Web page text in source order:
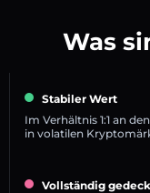
Was
Stabiler Wert
Im Verhältnis 1:1 an
in volatilen
Vollständig